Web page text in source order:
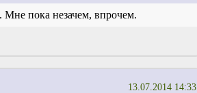
пока незачем, впрочем.
13.07.2014 14:33